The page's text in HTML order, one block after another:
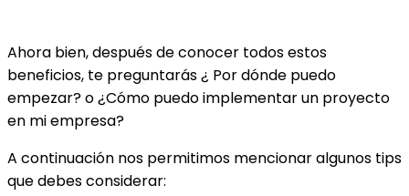
Ahora bien, después de conocer todos estos
beneficios, te preguntarás ¿ Por dónde puedo
empezar? o ¿Cómo puedo implementar un proyecto
en mi empresa?
A continuación nos permitimos mencionar algunos tips
que debes considerar: